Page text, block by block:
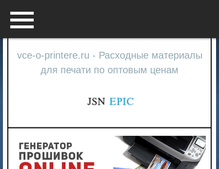
vce-o-printere.ru - Расходные материалы
для печати по оптовым ценам